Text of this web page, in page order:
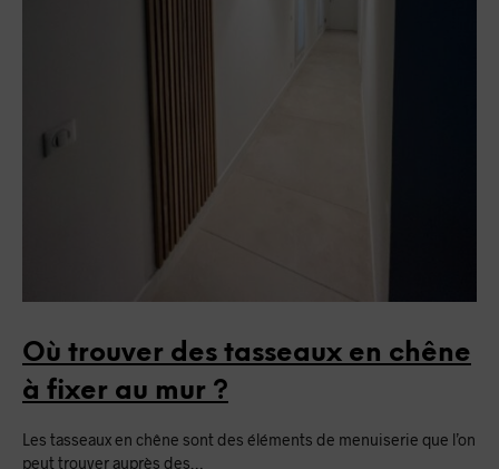
Où trouver des tasseaux en chêne
à fixer au mur ?
Les tasseaux en chêne sont des éléments de menuiserie que l’on
peut trouver auprès des…